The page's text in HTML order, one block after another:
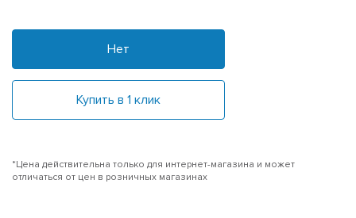
Нет
Купить в 1 клик
*Цена действительна только для интернет-магазина и может
отличаться от цен в розничных магазинах